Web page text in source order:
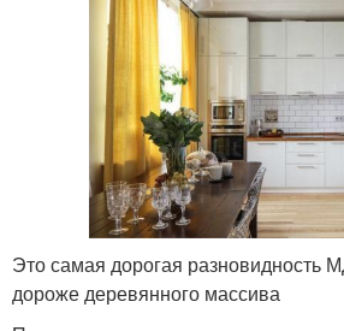
Это самая дорогая разновидность
дороже деревянного массива